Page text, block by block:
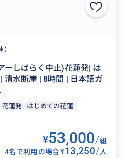
ーしばらく中止)花蓮発| は
清水断崖 | 8時間 | 日本語ガ
花蓮発 はじめての花蓮
¥53,000/組
4名で利用の場合¥13,250/人